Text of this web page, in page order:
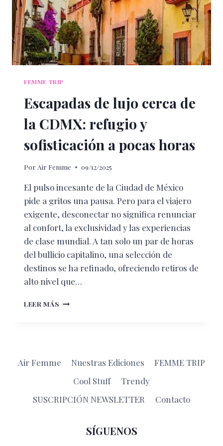
FEMME TRIP
Escapadas de lujo cerca de
la CDMX: refugio y
sofisticación a pocas horas
Por Air Femme 09/12/2025
El pulso incesante de la Ciudad de México
pide a gritos una pausa. Pero para el viajero
exigente, desconectar no significa renunciar
al confort, la exclusividad y las experiencias
de clase mundial. A tan solo un par de horas
del bullicio capitalino, una selección de
destinos se ha refinado, ofreciendo retiros de
alto nivel que…
LEER MÁS ESCAPADAS
CDMX:
SOFISTICACIÓN
A
Air Femme Nuestras Ediciones
FEMME TRIP
Cool Stuff
Trendy
SUSCRIPCIÓN NEWSLETTER
Contacto
SÍGUENOS